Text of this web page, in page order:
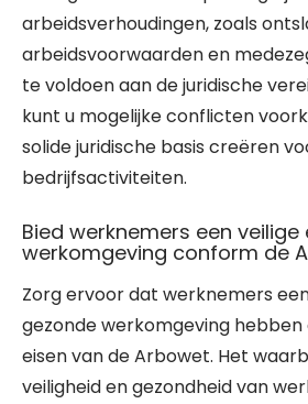
arbeidsverhoudingen, zoals
arbeidsvoorwaarden en
te voldoen aan de juridische
kunt u mogelijke conflicten
solide juridische basis creëren
bedrijfsactiviteiten.
Bied werknemers een
werkomgeving conform de
Zorg ervoor dat werknemers
gezonde werkomgeving
eisen van de Arbowet. Het
veiligheid en gezondheid van